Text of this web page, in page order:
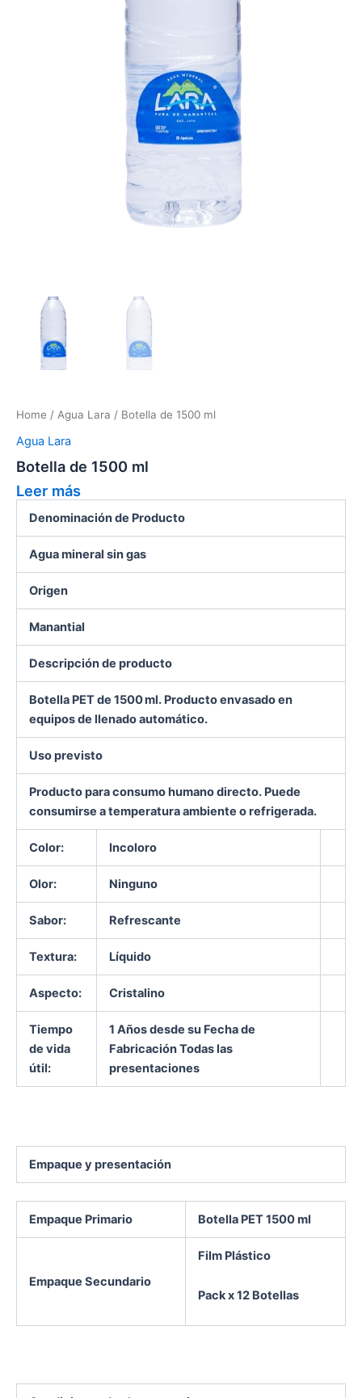
Home / Agua Lara / Botella de 1500 ml
Agua Lara
Botella de 1500 ml
Leer más
Denominación de Producto
Agua mineral sin gas
Origen
Manantial
Descripción de producto
Botella PET de 1500 ml. Producto envasado en
equipos de llenado automático.
Uso previsto
Producto para consumo humano directo. Puede
consumirse a temperatura ambiente o refrigerada.
Color: Incoloro
Olor: Ninguno
Sabor: Refrescante
Textura: Líquido
Aspecto: Cristalino
Tiempo
de vida
útil:
1 Años desde su Fecha de
Fabricación Todas las
presentaciones
Empaque y presentación
Empaque Primario Botella PET 1500 ml
Empaque Secundario
Film Plástico
Pack x 12 Botellas